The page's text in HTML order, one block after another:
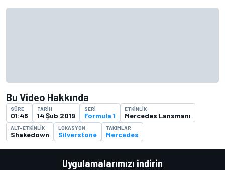
Bu Video Hakkında
SÜRE
01:46
TARIH
14 Şub 2019
SERI
Formula 1
ETKINLIK
Mercedes Lansmanı
ALT-ETKINLIK
Shakedown
LOKASYON
Silverstone
TAKIMLAR
Mercedes
Uygulamalarımızı indirin